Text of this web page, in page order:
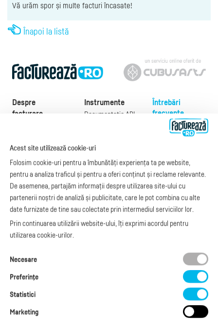
Vă urăm spor și multe facturi încasate!
Înapoi la listă
Despre
facturare
Exemple de facturi
Model factură
Manual de
facturare
Legislaţie facturi
Facturare online
blog.factureaza.ro
Instrumente
Documentație API
e-Factura B2C
API e-Factura
e-Transport
Integrare Stripe
Integrare
SmartFintech
Integrare PrestaShop
Întrebări
frecvente
Despre noi
ajutor?
L-V: 09:00 - 17:00
0368 409 233
office@factureaza.ro
Acest site utilizează cookie-uri
Folosim cookie-uri pentru a îmbunătăți experiența ta pe website,
pentru a analiza traficul și pentru a oferi conținut și reclame relevante.
De asemenea, partajăm informații despre utilizarea site-ului cu
partenerii noștri de analiză și publicitate, care le pot combina cu alte
date furnizate de tine sau colectate prin intermediul serviciilor lor.
Prin continuarea utilizării website-ului, îți exprimi acordul pentru
utilizarea cookie-urilor.
Necesare
Preferinţe
Statistici
Marketing